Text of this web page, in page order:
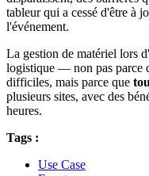
tableur qui a cessé d'être à
l'événement.
La gestion de matériel lors
logistique — non pas parce
difficiles, mais parce que
plusieurs sites, avec des
heures.
Tags :
Use Case